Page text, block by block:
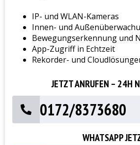
IP- und WLAN-Kameras
Innen- und
Bewegungserkennung und
App-Zugriff in Echtzeit
Rekorder- und
JETZT ANRUFEN – 24H
0172/8373680
WHATSAPP